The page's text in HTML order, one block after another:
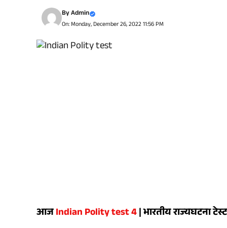
ByAdmin
On: Monday, December 26, 2022 11:56 PM
आजIndian Polity test 4| भारतीय राज्यघटना